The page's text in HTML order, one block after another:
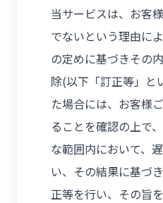
当サービスは、お客
でないという理由に
の定めに基づきその
除(以下「訂正等」と
た場合には、お客様
ることを確認の上で
な範囲内において、
い、その結果に基づ
正等を行い、その旨